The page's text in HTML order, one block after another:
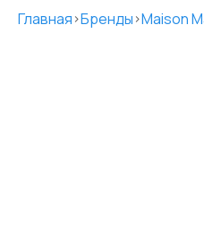
Главная >Бренды >Maison